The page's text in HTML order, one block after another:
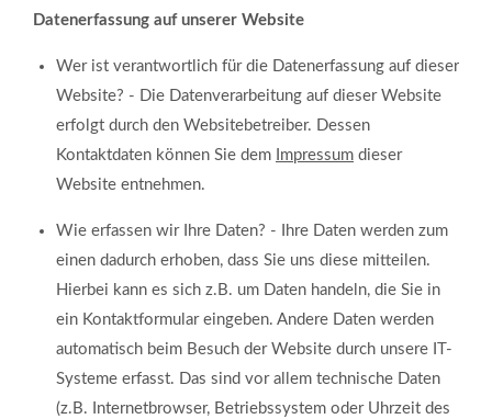
Datenerfassung auf unserer Website
Wer ist verantwortlich für die Datenerfassung auf dieser
Website? - Die Datenverarbeitung auf dieser Website
erfolgt durch den Websitebetreiber. Dessen
Kontaktdaten können Sie dem Impressum dieser
Website entnehmen.
Wie erfassen wir Ihre Daten? - Ihre Daten werden zum
einen dadurch erhoben, dass Sie uns diese mitteilen.
Hierbei kann es sich z.B. um Daten handeln, die Sie in
ein Kontaktformular eingeben. Andere Daten werden
automatisch beim Besuch der Website durch unsere IT-
Systeme erfasst. Das sind vor allem technische Daten
(z.B. Internetbrowser, Betriebssystem oder Uhrzeit des
Good Service
Lorem ipsum dolor sit amet, consectetuer adipiscing
elit. Aenean commodo ligula eget dolor.